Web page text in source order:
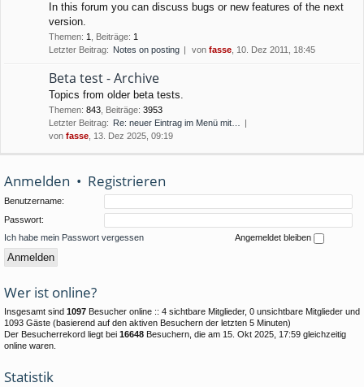
In this forum you can discuss bugs or new features of the next
version.
Themen: 1 Beiträge: 1
Letzter Beitrag: Notes on posting von fasse , 10. Dez 2011, 18:45
Beta test - Archive
Topics from older beta tests.
Themen: 843 Beiträge: 3953
Letzter Beitrag: Re: neuer Eintrag im Menü mit…
von fasse , 13. Dez 2025, 09:19
Anmelden • Registrieren
Benutzername:
Passwort:
Ich habe mein Passwort vergessen
Angemeldet bleiben
Wer ist online?
Insgesamt sind 1097 Besucher online :: 4 sichtbare Mitglieder, 0 unsichtbare Mitglieder und
1093 Gäste (basierend auf den aktiven Besuchern der letzten 5 Minuten)
Der Besucherrekord liegt bei 16648 Besuchern, die am 15. Okt 2025, 17:59 gleichzeitig
online waren.
Statistik